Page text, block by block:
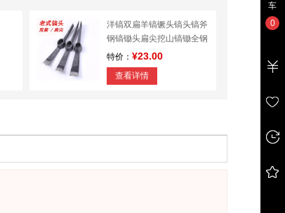
洋镐双扁羊镐镢头镐头镐斧
钢镐锄头扁尖挖山镐锄全钢
纯钢
特价： ¥23.00
查看详情
车
0